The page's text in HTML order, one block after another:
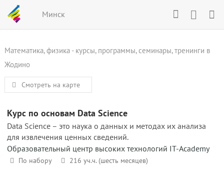
Минск
Математика, физика - курсы, программы, семинары, тренинги в
Жодино
Смотреть на карте
Курс по основам Data Science
Data Science – это наука о данных и методах их анализа
для извлечения ценных сведений.
Образовательный центр высоких технологий IT-Academy
По набору 216 уч.ч. (шесть месяцев)